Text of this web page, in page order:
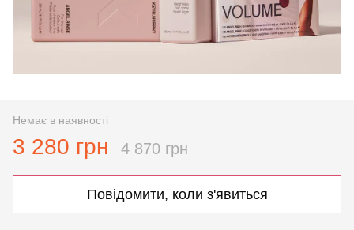
Немає в наявності
3 280 грн 4 870 грн
Повідомити, коли з'явиться